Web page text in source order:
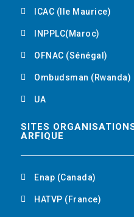
ICAC (Ile Maurice)
INPPLC(Maroc)
OFNAC (Sénégal)
Ombudsman (Rwanda)
UA
SITES
ARFIQUE
Enap (Canada)
HATVP (France)